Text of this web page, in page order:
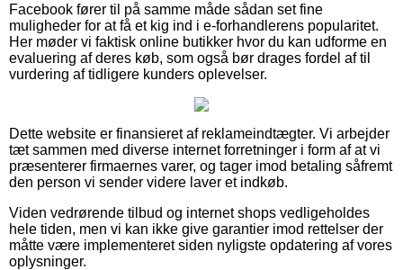
Facebook fører til på samme måde sådan set fine
muligheder for at få et kig ind i e-forhandlerens popularitet.
Her møder vi faktisk online butikker hvor du kan udforme en
evaluering af deres køb, som også bør drages fordel af til
vurdering af tidligere kunders oplevelser.
Dette website er finansieret af reklameindtægter. Vi arbejder
tæt sammen med diverse internet forretninger i form af at vi
præsenterer firmaernes varer, og tager imod betaling såfremt
den person vi sender videre laver et indkøb.
Viden vedrørende tilbud og internet shops vedligeholdes
hele tiden, men vi kan ikke give garantier imod rettelser der
måtte være implementeret siden nyligste opdatering af vores
oplysninger.